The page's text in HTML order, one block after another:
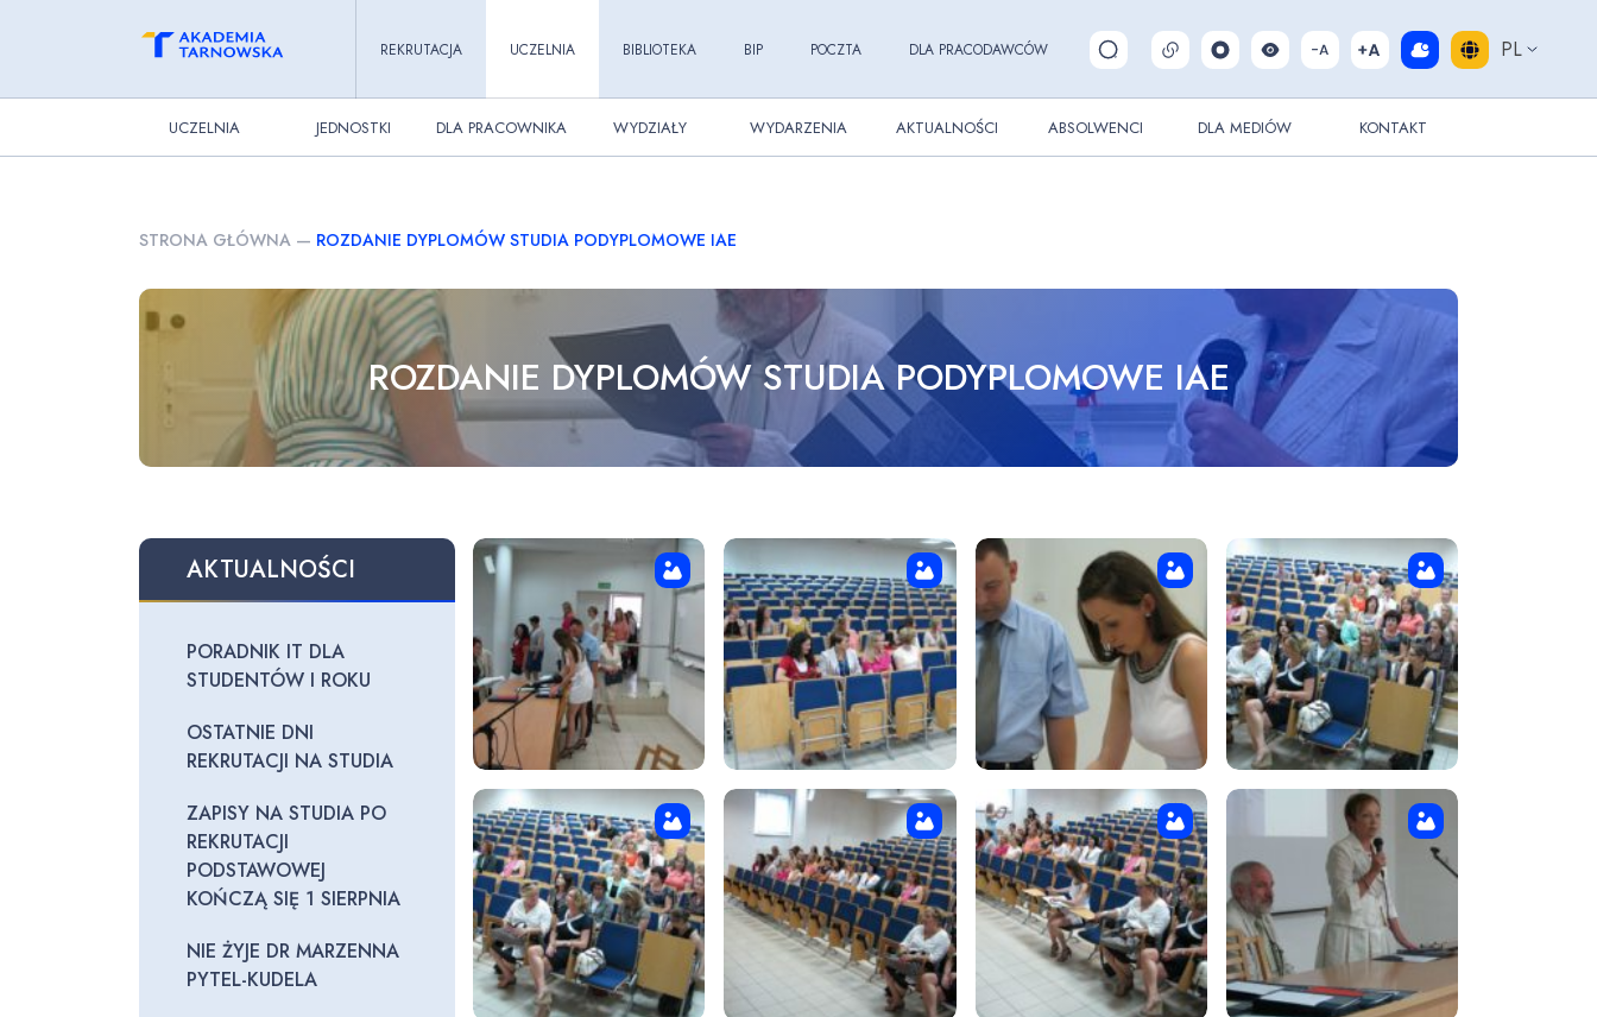
REKRUTACJA UCZELNIA BIBLIOTEKA BIP POCZTA DLA PRACODAWCÓW Pokaż/ukryj wyszukiwarkę PL
UCZELNIA JEDNOSTKI DLA PRACOWNIKA WYDZIAŁY WYDARZENIA AKTUALNOŚCI ABSOLWENCI DLA MEDIÓW KONTAKT
STRONA GŁÓWNA — ROZDANIE DYPLOMÓW STUDIA PODYPLOMOWE IAE
ROZDANIE DYPLOMÓW STUDIA PODYPLOMOWE IAE
AKTUALNOŚCI
PORADNIK IT DLA
STUDENTÓW I ROKU
OSTATNIE DNI
REKRUTACJI NA STUDIA
ZAPISY NA STUDIA PO
REKRUTACJI
PODSTAWOWEJ
KOŃCZĄ SIĘ 1 SIERPNIA
NIE ŻYJE DR MARZENNA
PYTEL-KUDELA